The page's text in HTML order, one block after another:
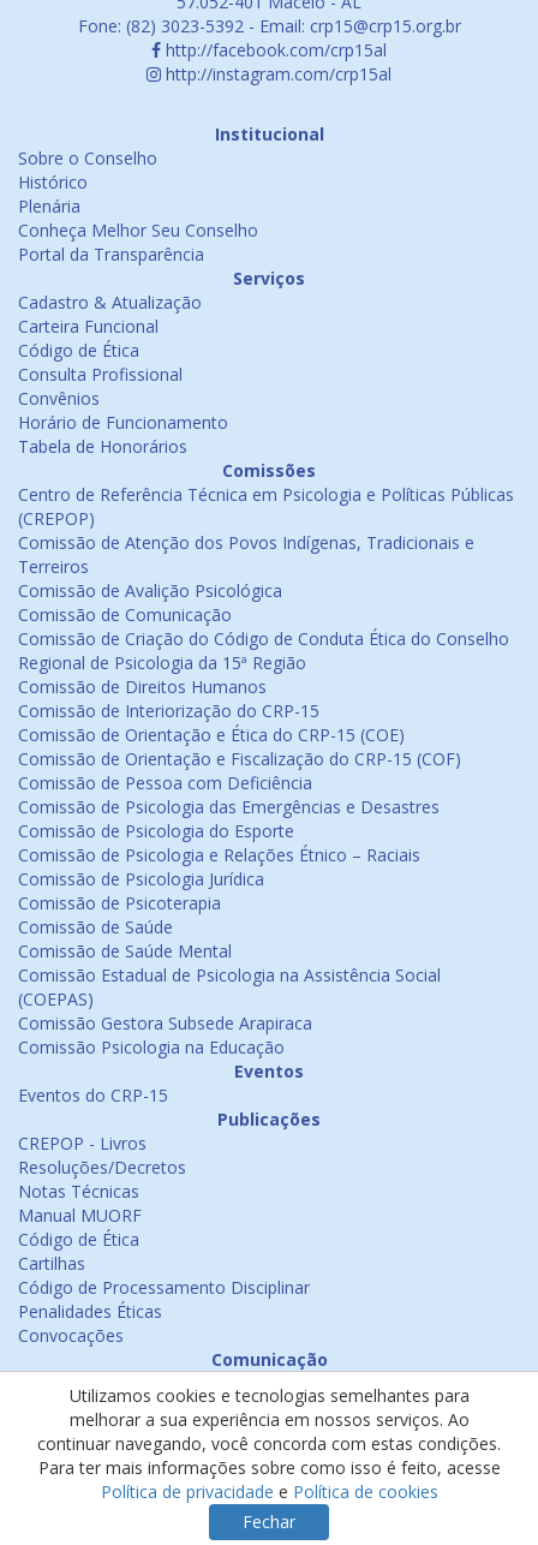
Fone: (82) 3023-5392 - Email: crp15@crp15.org.br
http://facebook.com/crp15al
http://instagram.com/crp15al
Institucional
Sobre o Conselho
Histórico
Plenária
Conheça Melhor Seu Conselho
Portal da Transparência
Serviços
Cadastro & Atualização
Carteira Funcional
Código de Ética
Consulta Profissional
Convênios
Horário de Funcionamento
Tabela de Honorários
Comissões
Centro de Referência Técnica em Psicologia e Políticas Públicas
(CREPOP)
Comissão de Atenção dos Povos Indígenas, Tradicionais e
Terreiros
Comissão de Avalição Psicológica
Comissão de Comunicação
Comissão de Criação do Código de Conduta Ética do Conselho
Regional de Psicologia da 15ª Região
Comissão de Direitos Humanos
Comissão de Interiorização do CRP-15
Comissão de Orientação e Ética do CRP-15 (COE)
Comissão de Orientação e Fiscalização do CRP-15 (COF)
Comissão de Pessoa com Deficiência
Comissão de Psicologia das Emergências e Desastres
Comissão de Psicologia do Esporte
Comissão de Psicologia e Relações Étnico – Raciais
Comissão de Psicologia Jurídica
Comissão de Psicoterapia
Comissão de Saúde
Comissão de Saúde Mental
Comissão Estadual de Psicologia na Assistência Social
(COEPAS)
Comissão Gestora Subsede Arapiraca
Comissão Psicologia na Educação
Eventos
Eventos do CRP-15
Publicações
CREPOP - Livros
Resoluções/Decretos
Notas Técnicas
Manual MUORF
Código de Ética
Cartilhas
Código de Processamento Disciplinar
Penalidades Éticas
Convocações
Comunicação
Emissão de Certificados
Psicologia na Mídia
Ouvidoria
Política de cookies
Política de privacidade
Utilizamos cookies e tecnologias semelhantes para
melhorar a sua experiência em nossos serviços. Ao
continuar navegando, você concorda com estas condições.
Para ter mais informações sobre como isso é feito, acesse
Política de privacidade e Política de cookies
Fechar